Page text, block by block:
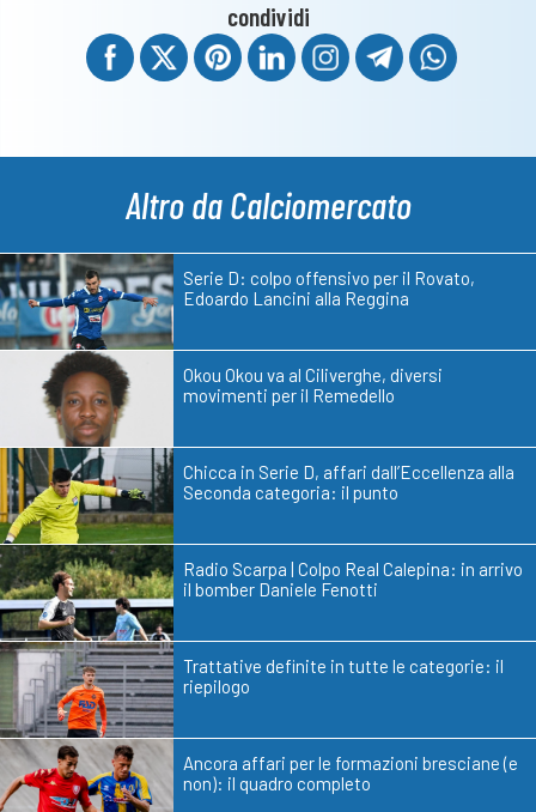
condividi
Altro da Calciomercato
Serie D: colpo offensivo per il Rovato,
Edoardo Lancini alla Reggina
Okou Okou va al Ciliverghe, diversi
movimenti per il Remedello
Chicca in Serie D, affari dall’Eccellenza alla
Seconda categoria: il punto
Radio Scarpa | Colpo Real Calepina: in arrivo
il bomber Daniele Fenotti
Trattative definite in tutte le categorie: il
riepilogo
Ancora affari per le formazioni bresciane (e
non): il quadro completo